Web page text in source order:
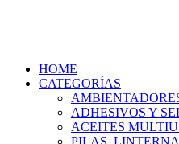
HOME
CATEGORÍAS
ADHESIVOS Y
ACEITES
PILAS,